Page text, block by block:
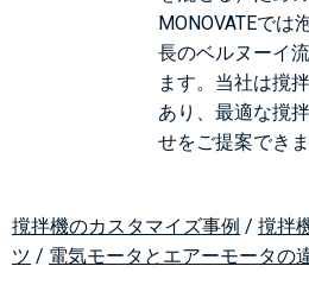
MONOVATEでは
長のベルヌーイ
ます。当社は撹
あり、最適な撹
せをご提案できま
撹拌機のカスタマイズ事例 / 撹拌
ツ / 電気モータとエアーモータの